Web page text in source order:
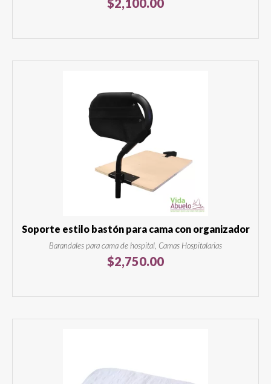
$2,100.00
Soporte estilo bastón para cama con organizador
Barandales para cama de hospital, Camas Hospitalarias
$2,750.00